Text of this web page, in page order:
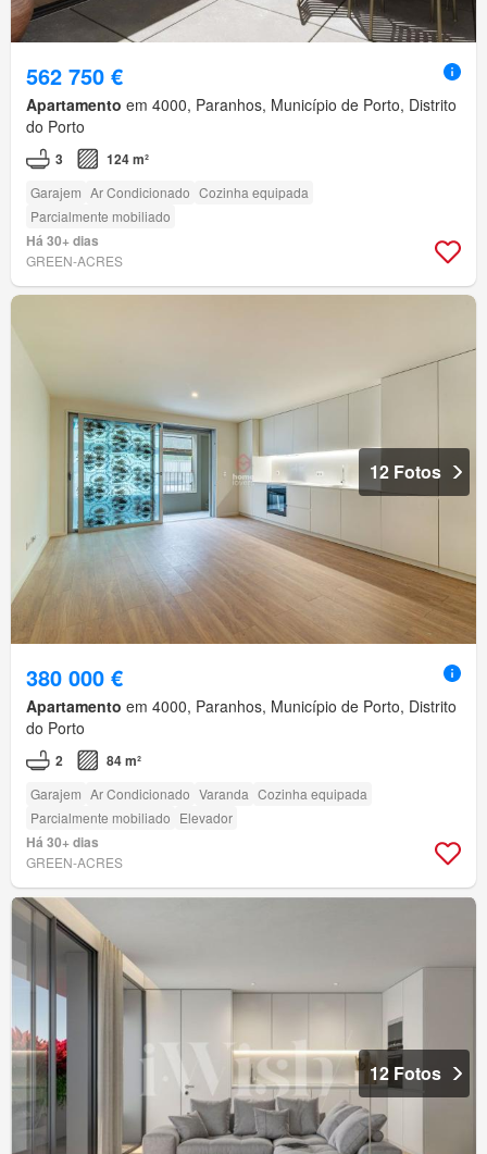
562 750 €
Apartamento em 4000, Paranhos, Município de Porto, Distrito
do Porto
3 124 m²
Garajem Ar Condicionado Cozinha equipada
Parcialmente mobiliado
Há 30+ dias
GREEN-ACRES
12 Fotos
380 000 €
Apartamento em 4000, Paranhos, Município de Porto, Distrito
do Porto
2 84 m²
Garajem Ar Condicionado Varanda Cozinha equipada
Parcialmente mobiliado Elevador
Há 30+ dias
GREEN-ACRES
12 Fotos